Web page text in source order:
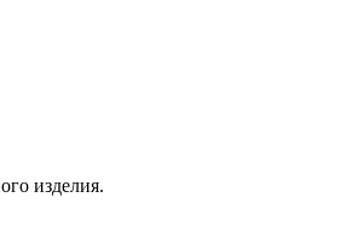
изделия.